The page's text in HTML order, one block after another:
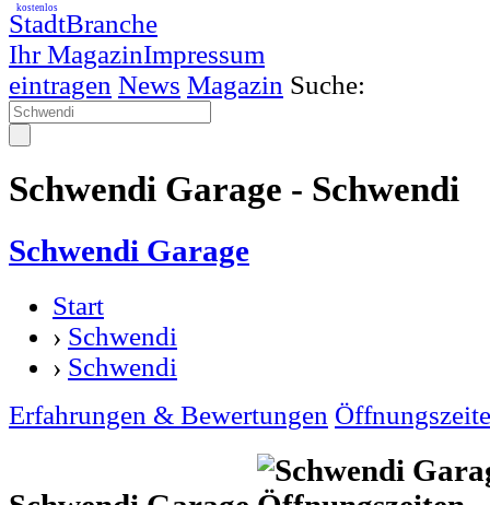
StadtBranche
Ihr MagazinImpressum
kostenlos
eintragen News Magazin Suche:
Schwendi Garage - Schwendi
Schwendi Garage
Start
› Schwendi
› Schwendi
Erfahrungen & Bewertungen